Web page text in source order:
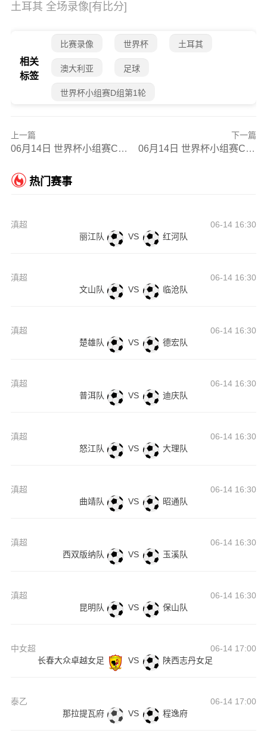
土耳其 全场录像[有比分]
相关
标签
比赛录像 世界杯 土耳其
澳大利亚 足球
世界杯小组赛D组第1轮
上一篇
06月14日 世界杯小组赛C组第1轮 巴西vs摩洛哥 全场录像
下一篇
06月14日 世界杯小组赛C组第1轮 海地vs苏格兰 全场录像
热门赛事
滇超
06-14 16:30
丽江队
VS 红河队
滇超
06-14 16:30
文山队
VS 临沧队
滇超
06-14 16:30
楚雄队
VS 德宏队
滇超
06-14 16:30
普洱队
VS 迪庆队
滇超
06-14 16:30
怒江队
VS 大理队
滇超
06-14 16:30
曲靖队
VS 昭通队
滇超
06-14 16:30
西双版纳队
VS 玉溪队
滇超
06-14 16:30
昆明队
VS 保山队
中女超
06-14 17:00
长春大众卓越女足
VS 陕西志丹女足
泰乙
06-14 17:00
那拉提瓦府
VS 程逸府